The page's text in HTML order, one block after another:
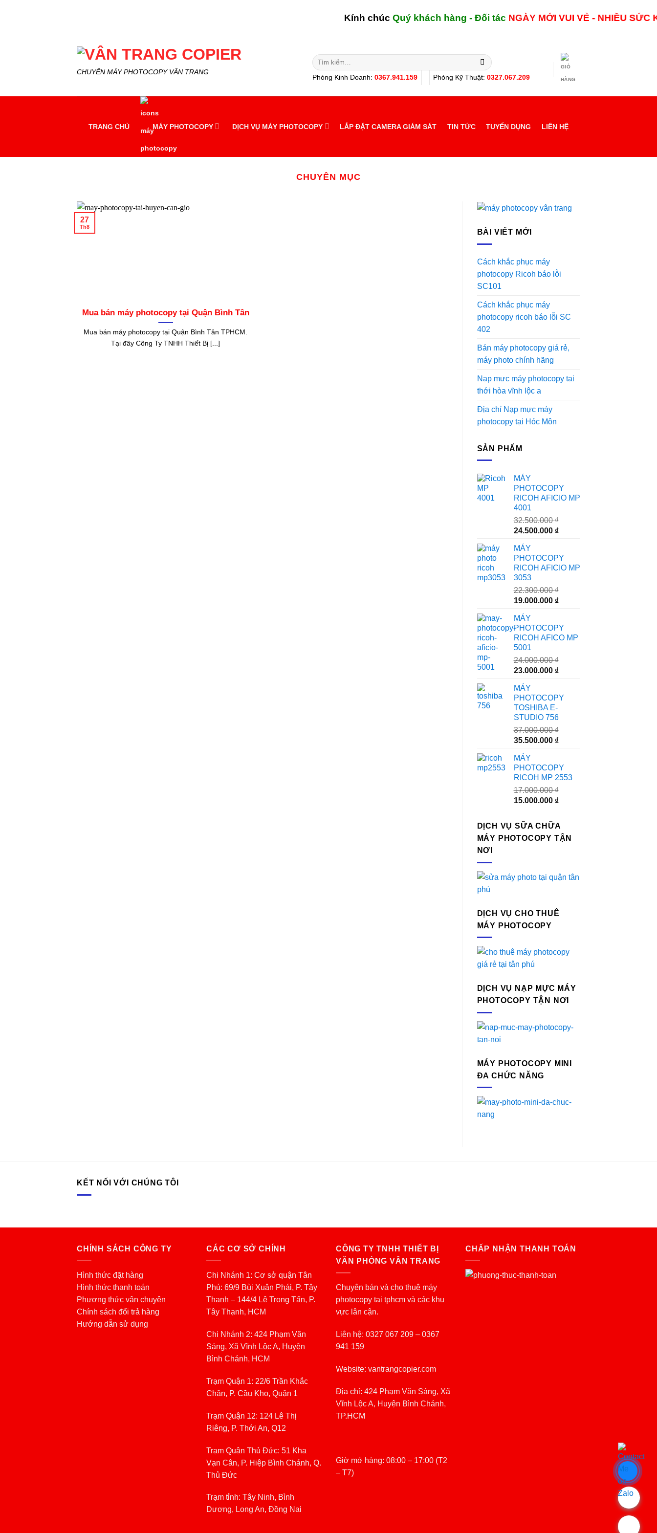
Kính chúcQuý khách hàng - Đối tácNGÀY MỚI VUI VẺ - NHIỀU SỨC
CHUYÊN MÁY PHOTOCOPY VÂN TRANG
Tìm
kiếm:
Phòng Kinh Doanh: 0367.941.159 Phòng Kỹ Thuật: 0327.067.209
TRANG CHỦ MÁY PHOTOCOPY DỊCH VỤ MÁY PHOTOCOPY LẮP ĐẶT CAMERA GIÁM SÁT TIN TỨC TUYỂN DỤNG LIÊN HỆ
CHUYÊN MỤC
Mua bán máy photocopy tại Quận Bình Tân
Mua bán máy photocopy tại Quận Bình Tân TPHCM.
Tại đây Công Ty TNHH Thiết Bị [...]
27
Th8
BÀI VIẾT MỚI
Cách khắc phục máy
photocopy Ricoh báo lỗi
SC101
Cách khắc phục máy
photocopy ricoh báo lỗi SC
402
Bán máy photocopy giá rẻ,
máy photo chính hãng
Nạp mực máy photocopy tại
thới hòa vĩnh lộc a
Địa chỉ Nạp mực máy
photocopy tại Hóc Môn
SẢN PHẨM
MÁY
PHOTOCOPY
RICOH AFICIO MP
4001
32.500.000₫
Giá
là:
32.500.000 ₫.
24.500.000 ₫Giá
là:
24.500.000 ₫.
MÁY
PHOTOCOPY
RICOH AFICIO MP
3053
22.300.000₫
Giá
là:
22.300.000 ₫.
19.000.000 ₫Giá
là:
19.000.000 ₫.
MÁY
PHOTOCOPY
RICOH AFICO MP
5001
24.000.000₫
Giá
là:
24.000.000 ₫.
23.000.000 ₫Giá
là:
MÁY
PHOTOCOPY
TOSHIBA E-
STUDIO 756
37.000.000₫
Giá
là:
37.000.000 ₫.
35.500.000 ₫Giá
là:
35.500.000 ₫.
MÁY
PHOTOCOPY
RICOH MP 2553
17.000.000₫
Giá
17.000.000 ₫.
15.000.000 ₫Giá
là:
15.000.000 ₫.
DỊCH VỤ SỮA CHỮA
MÁY PHOTOCOPY TẬN
NƠI
DỊCH VỤ CHO THUÊ
MÁY PHOTOCOPY
DỊCH VỤ NẠP MỰC MÁY
PHOTOCOPY TẬN NƠI
MÁY PHOTOCOPY MINI
ĐA CHỨC NĂNG
KẾT NỐI VỚI CHÚNG TÔI
CHÍNH SÁCH CÔNG TY
Hình thức đặt hàng
Hình thức thanh toán
Phương thức vận chuyên
Chính sách đổi trả hàng
Hướng dẫn sử dụng
CÁC CƠ SỞ CHÍNH
Chi Nhánh 1: Cơ sở quận Tân
Phú: 69/9 Bùi Xuân Phái, P. Tây
Thạnh – 144/4 Lê Trọng Tấn, P.
Tây Thạnh, HCM
Chi Nhánh 2: 424 Phạm Văn
Sáng, Xã Vĩnh Lộc A, Huyện
Bình Chánh, HCM
Trạm Quận 1: 22/6 Trần Khắc
Chân, P. Cầu Kho, Quận 1
Trạm Quận 12: 124 Lê Thị
Riêng, P. Thới An, Q12
Trạm Quận Thủ Đức: 51 Kha
Vạn Cân, P. Hiệp Bình Chánh, Q.
Thủ Đức
Trạm tỉnh: Tây Ninh, Bình
Dương, Long An, Đồng Nai
CÔNG TY TNHH THIẾT BỊ
VĂN PHÒNG VÂN TRANG
Chuyên bán và cho thuê máy
photocopy tại tphcm và các khu
vực lân cận.
Liên hệ: 0327 067 209 – 0367
941 159
Website: vantrangcopier.com
Địa chỉ: 424 Phạm Văn Sáng, Xã
Vĩnh Lộc A, Huyện Bình Chánh,
TP.HCM
Giờ mở hàng: 08:00 – 17:00 (T2
– T7)
CHẤP NHẬN THANH TOÁN
.